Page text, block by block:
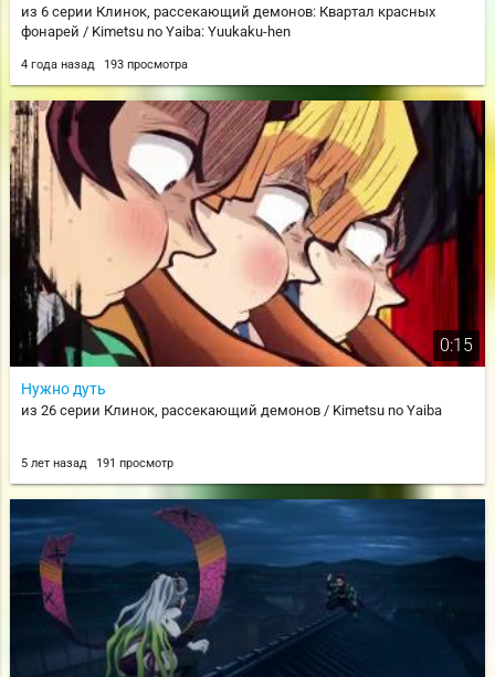
из 6 серии Клинок, рассекающий демонов: Квартал красных
фонарей / Kimetsu no Yaiba: Yuukaku-hen
4 года назад 193 просмотра
0:15
Нужно дуть
из 26 серии Клинок, рассекающий демонов / Kimetsu no Yaiba
5 лет назад 191 просмотр